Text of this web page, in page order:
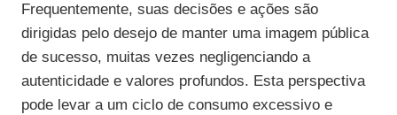
Frequentemente, suas decisões e ações são
dirigidas pelo desejo de manter uma imagem pública
de sucesso, muitas vezes negligenciando a
autenticidade e valores profundos. Esta perspectiva
pode levar a um ciclo de consumo excessivo e